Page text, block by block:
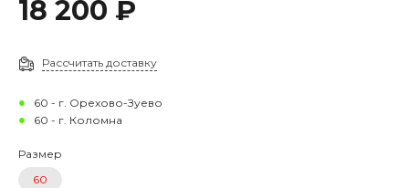
18 200 ₽
Рассчитать доставку
60 - г. Орехово-Зуево
60 - г. Коломна
Размер
60